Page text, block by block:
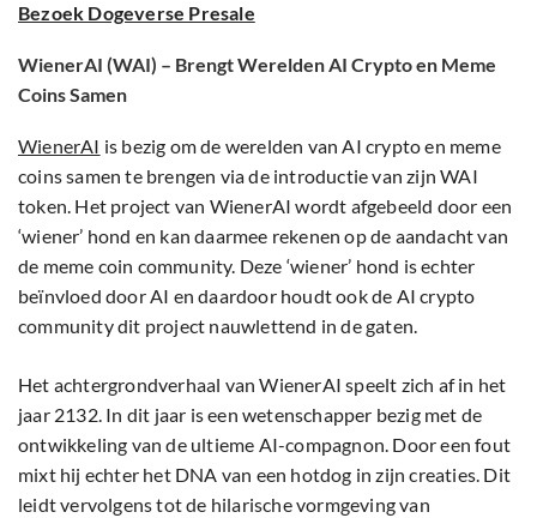
Bezoek Dogeverse Presale
WienerAI (WAI) – Brengt Werelden AI Crypto en Meme
Coins Samen
WienerAI is bezig om de werelden van AI crypto en meme
coins samen te brengen via de introductie van zijn WAI
token. Het project van WienerAI wordt afgebeeld door een
‘wiener’ hond en kan daarmee rekenen op de aandacht van
de meme coin community. Deze ‘wiener’ hond is echter
beïnvloed door AI en daardoor houdt ook de AI crypto
community dit project nauwlettend in de gaten.
Het achtergrondverhaal van WienerAI speelt zich af in het
jaar 2132. In dit jaar is een wetenschapper bezig met de
ontwikkeling van de ultieme AI-compagnon. Door een fout
mixt hij echter het DNA van een hotdog in zijn creaties. Dit
leidt vervolgens tot de hilarische vormgeving van